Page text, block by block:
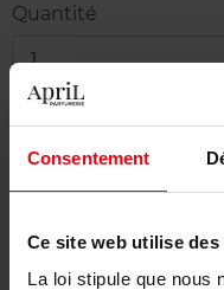
Consentement
Ce site web utilise des
La loi stipule que nous
Quantité
1
Livraison
Cet article n'est plus
Livraison gratuite